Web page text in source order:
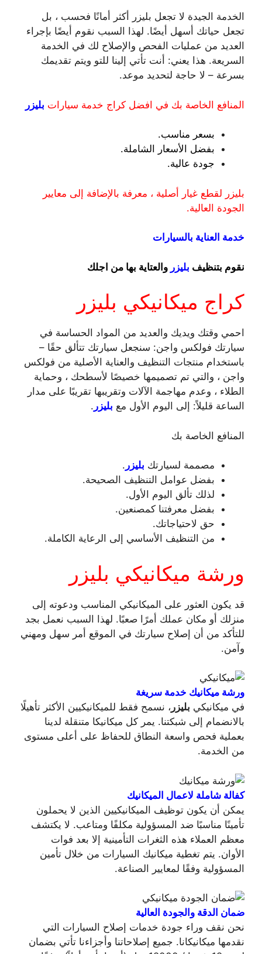
الخدمة الجيدة لا تجعل بليزر أكثر أمانًا فحسب ، بل
تجعل حياتك أسهل أيضًا. لهذا السبب نقوم أيضًا بإجراء
العديد من عمليات الفحص والإصلاح لك في الخدمة
السريعة. هذا يعني: أنت تأتي إلينا للتو ويتم تقديمك
بسرعة – لا حاجة لتحديد موعد.
المنافع الخاصة بك في افضل كراج خدمة سيارات بليزر
بسعر مناسب.
بفضل الأسعار الشاملة.
جودة عالية.
بليزر لقطع غيار أصلية ، معرفة بالإضافة إلى معايير
الجودة العالية.
خدمة العناية بالسيارات
نقوم بتنظيف بليزر والعتاية بها من اجلك
كراج ميكانيكي بليزر
احمي وقتك ويديك والعديد من المواد الحساسة في
سيارتك فولكس واجن: سنجعل سيارتك تتألق حقًا –
باستخدام منتجات التنظيف والعناية الأصلية من فولكس
واجن ، والتي تم تصميمها خصيصًا لأسطحك ، وحماية
الطلاء ، وعدم مهاجمة الآلات وتقريبها تقريبًا على مدار
الساعة قليلاً: إلى اليوم الأول مع بليزر .
المنافع الخاصة بك
مصممة لسيارتك بليزر .
بفضل عوامل التنظيف الصحيحة.
لذلك تألق اليوم الأول.
بفضل معرفتنا كمصنعين.
حق لاحتياجاتك.
من التنظيف الأساسي إلى الرعاية الكاملة.
ورشة ميكانيكي بليزر
قد يكون العثور على الميكانيكي المناسب ودعوته إلى
منزلك أو مكان عملك أمرًا صعبًا. لهذا السبب نعمل بجد
للتأكد من أن إصلاح سيارتك في الموقع أمر سهل ومهني
وآمن.
ورشة ميكانيك خدمة سريغة
في ميكانيكي بليزر ، نسمح فقط للميكانيكيين الأكثر تأهيلًا
بالانضمام إلى شبكتنا. يمر كل ميكانيكا متنقلة لدينا
بعملية فحص واسعة النطاق للحفاظ على أعلى مستوى
من الخدمة.
كفالة شاملة لاعمال الميكانيك
يمكن أن يكون توظيف الميكانيكيين الذين لا يحملون
تأمينًا مناسبًا ضد المسؤولية مكلفًا ومتاعب. لا يكتشف
معظم العملاء هذه الثغرات التأمينية إلا بعد فوات
الأوان. يتم تغطية ميكانيك السيارات من خلال تأمين
المسؤولية وفقًا لمعايير الصناعة.
ضمان الدقة والجودة العالية
نحن نقف وراء جودة خدمات إصلاح السيارات التي
نقدمها ميكانيكانا. جميع إصلاحاتنا وأجزاءنا تأتي بضمان